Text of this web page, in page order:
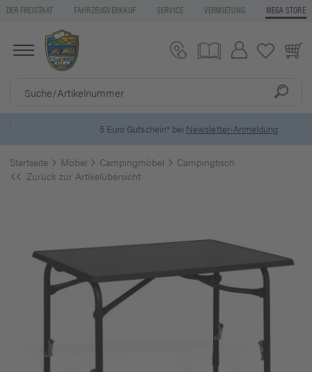
DER FREISTAAT FAHRZEUGVERKAUF SERVICE VERMIETUNG MEGA STORE
5 Euro Gutschein* beiNewsletter-Anmeldung
Startseite Möbel Campingmöbel
Campingtisch
Zurück zur Artikelübersicht